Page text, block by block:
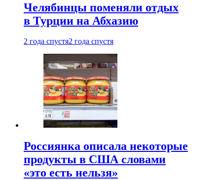
Челябинцы поменяли отдых
в Турции на Абхазию
2 года спустя2 года спустя
Россиянка описала некоторые
продукты в США словами
«это есть нельзя»